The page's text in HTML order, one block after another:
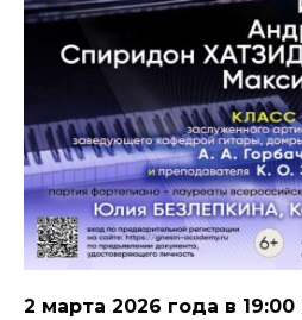
2 марта 2026 года в 19:00